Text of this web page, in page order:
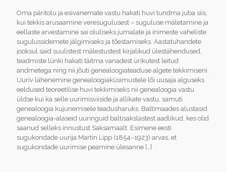
Oma päritolu ja esivanemate vastu hakati huvi tundma juba siis,
kui tekkis arusaamine veresugulusest – suguluse mäletamine ja
eellaste arvestamine sai oluliseks jumalate ja inimeste vaheliste
sugulussidemete jälgimiseks ja tõestamiseks. Aastatuhandete
jooksul said suulistest mälestustest kirjalikud ülestähendused,
teadmiste lünki hakati täitma vanadest ürikutest leitud
andmetega ning nii jõuti genealoogiateaduse algete tekkimiseni.
Uuriv lähenemine genealoogiaküsimustele lõi uusaja alguseks
eeldused teoreetilise huvi tekkimiseks nii genealoogia vastu
üldse kui ka selle uurimisviiside ja allikate vastu, samuti
genealoogia kujunemisele teadusharuks. Baltimaades alustasid
genealoogia-alaseid uuringuid baltisakslastest aadlikud, kes olid
saanud selleks innustust Saksamaalt. Esimene eesti
sugukondade uurija Martin Lipp (1854–1923) arvas, et
sugukondade uurimise peamine ülesanne […]